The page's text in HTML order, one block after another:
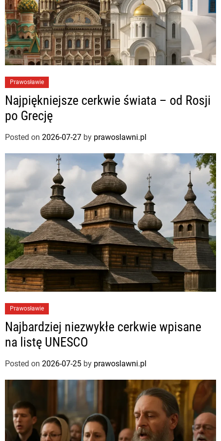
Prawosławie
Najpiękniejsze cerkwie świata – od Rosji
po Grecję
Posted on 2026-07-27 by prawoslawni.pl
Prawosławie
Najbardziej niezwykłe cerkwie wpisane
na listę UNESCO
Posted on 2026-07-25 by prawoslawni.pl